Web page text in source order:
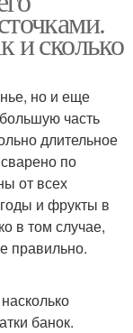
и сколько
но и еще
часть
длительное
по
от всех
и фрукты в
в том случае,
правильно.
банок.